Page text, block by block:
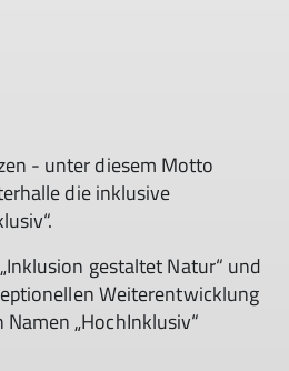
- unter diesem Motto
die inklusive
gestaltet Natur“ und
Weiterentwicklung
„HochInklusiv“